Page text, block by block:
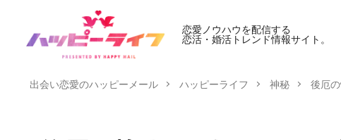
恋愛ノウハウを配信する
恋活・婚活トレンド情報サイト。
出会い恋愛のハッピーメール ハッピーライフ 神秘 後厄